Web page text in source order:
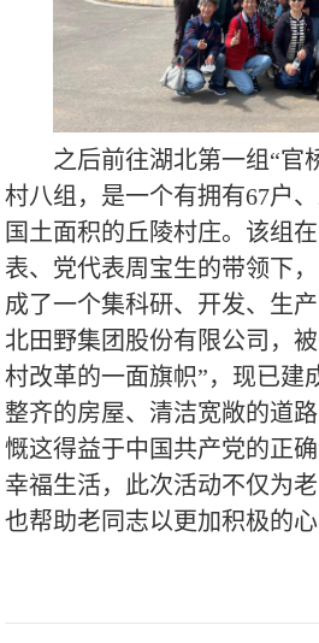
之后前往湖北第一组“官
村八组，是一个有拥有67户、
国土面积的丘陵村庄。该组
表、党代表周宝生的带领下
成了一个集科研、开发、生
北田野集团股份有限公司，
村改革的一面旗帜”，现已建
整齐的房屋、清洁宽敞的道
慨这得益于中国共产党的正
幸福生活，此次活动不仅为
也帮助老同志以更加积极的心